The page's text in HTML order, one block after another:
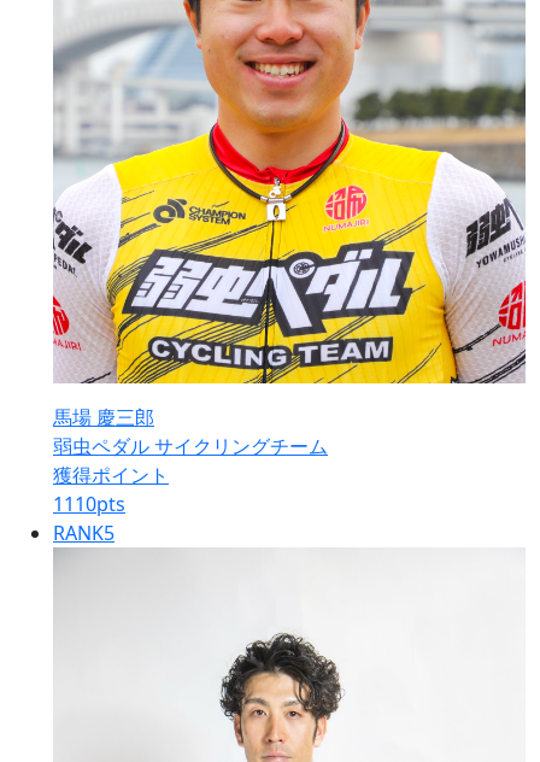
馬場 慶三郎
弱虫ペダル サイクリングチーム
獲得ポイント
1110pts
RANK5